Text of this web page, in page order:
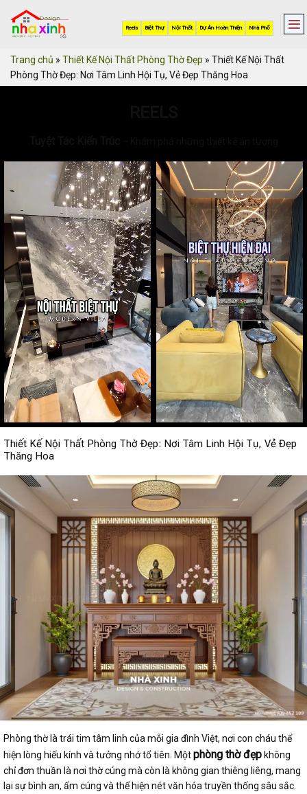
content
Trang chủ » Thiết Kế Nội Thất Phòng Thờ Đẹp » Thiết Kế Nội Thất
Phòng Thờ Đẹp: Nơi Tâm Linh Hội Tụ, Vẻ Đẹp Thăng Hoa
Thiết Kế Nội Thất Phòng Thờ Đẹp: Nơi Tâm Linh Hội Tụ, Vẻ Đẹp
Thăng Hoa
Phòng thờ là trái tim tâm linh của mỗi gia đình Việt, nơi con cháu thể
hiện lòng hiếu kính và tưởng nhớ tổ tiên. Mộtphòng thờ đẹp không
chỉ đơn thuần là nơi thờ cúng mà còn là không gian thiêng liêng, mang
lại sự bình an, ấm cúng và thể hiện nét văn hóa truyền thống sâu sắc.
Nhà Phố
Dự Án Hoàn Thiện
Nội Thất
Biệt Thự
Reels